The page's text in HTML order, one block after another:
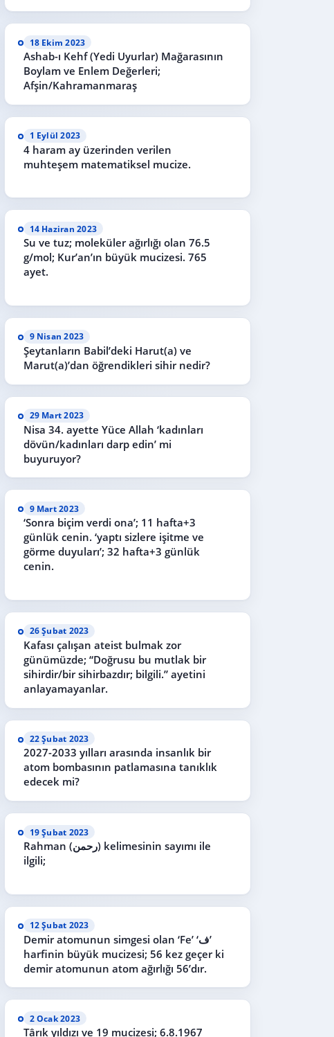
18 Ekim 2023
Ashab-ı Kehf (Yedi Uyurlar) Mağarasının
Boylam ve Enlem Değerleri;
Afşin/Kahramanmaraş
1 Eylül 2023
4 haram ay üzerinden verilen
muhteşem matematiksel mucize.
14 Haziran 2023
Su ve tuz; moleküler ağırlığı olan 76.5
g/mol; Kur’an’ın büyük mucizesi. 765
ayet.
9 Nisan 2023
Şeytanların Babil’deki Harut(a) ve
Marut(a)’dan öğrendikleri sihir nedir?
29 Mart 2023
Nisa 34. ayette Yüce Allah ‘kadınları
dövün/kadınları darp edin’ mi
buyuruyor?
9 Mart 2023
‘Sonra biçim verdi ona’; 11 hafta+3
günlük cenin. ‘yaptı sizlere işitme ve
görme duyuları’; 32 hafta+3 günlük
cenin.
26 Şubat 2023
Kafası çalışan ateist bulmak zor
günümüzde; “Doğrusu bu mutlak bir
sihirdir/bir sihirbazdır; bilgili.” ayetini
anlayamayanlar.
22 Şubat 2023
2027-2033 yılları arasında insanlık bir
atom bombasının patlamasına tanıklık
edecek mi?
19 Şubat 2023
Rahman (رحمن) kelimesinin sayımı ile
ilgili;
12 Şubat 2023
Demir atomunun simgesi olan ‘Fe’ ‘ف’
harfinin büyük mucizesi; 56 kez geçer ki
demir atomunun atom ağırlığı 56’dır.
2 Ocak 2023
Târık yıldızı ve 19 mucizesi; 6.8.1967